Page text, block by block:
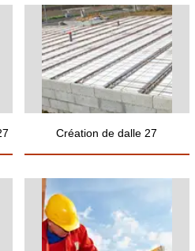
Création de dalle 27